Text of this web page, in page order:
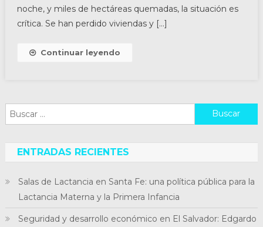
noche, y miles de hectáreas quemadas, la situación es
crítica. Se han perdido viviendas y […]
Continuar leyendo
Buscar:
ENTRADAS RECIENTES
Salas de Lactancia en Santa Fe: una política pública para la
Lactancia Materna y la Primera Infancia
Seguridad y desarrollo económico en El Salvador: Edgardo